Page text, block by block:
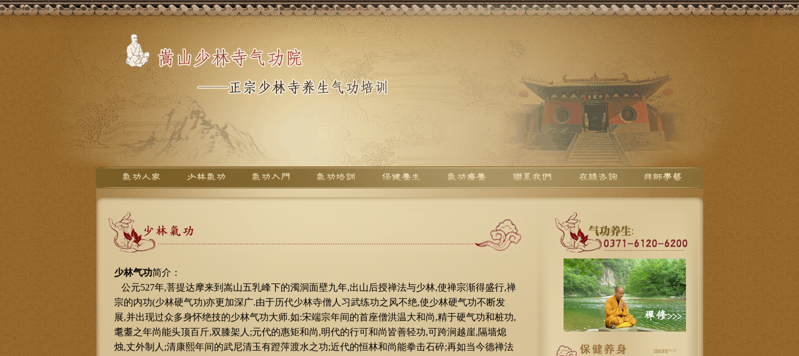
少林气功简介：
公元527年,菩提达摩来到嵩山五乳峰下的濁洞面壁九年,出山后授禅法与少林,使禅宗渐得盛行,禅
宗的内功(少林硬气功)亦更加深广.由于历代少林寺僧人习武练功之风不绝,使少林硬气功不断发
展,并出现过众多身怀绝技的少林气功大师.如:宋端宗年间的首座僧洪温大和尚,精于硬气功和桩功,
耄耋之年尚能头顶百斤,双膝架人;元代的惠矩和尚,明代的行可和尚皆善轻功,可跨涧越崖,隔墙熄
烛,丈外制人;清康熙年间的武尼清玉有蹬萍渡水之功;近代的恒林和尚能拳击石碎;再如当今德禅法
more>>